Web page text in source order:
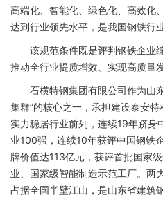
高端化、智能化、绿色化、高效化
达到行业领先水平，是我国钢铁行
该规范条件既是评判钢铁企业
推动全行业提质增效、实现高质量
石横特钢集团有限公司作为山
集群”的核心之一，承担建设泰安
实力稳居行业前列，连续19年跻
业100强，连续10年获评中国钢铁
牌价值达113亿元，获评首批国家
业、国家级智能制造示范工厂。两
占据全国半壁江山，是山东省建筑